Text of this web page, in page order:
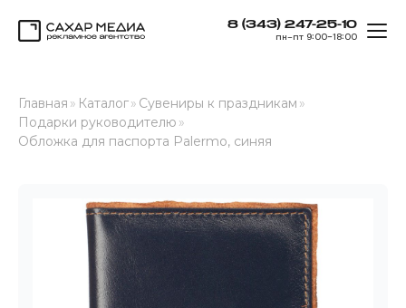
8 (343) 247-25-10
пн–пт 9:00–18:00
Главная » Каталог» Сувениры к праздникам »
Подарки руководителю »
Обложка для паспорта Palermo, синяя